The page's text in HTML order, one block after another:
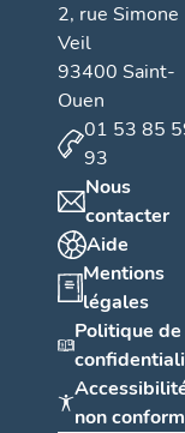
2, rue Simone
Veil
93400 Saint-
Ouen
01 53 85
93
Nous
contacter
Aide
Mentions
légales
Politique de
non